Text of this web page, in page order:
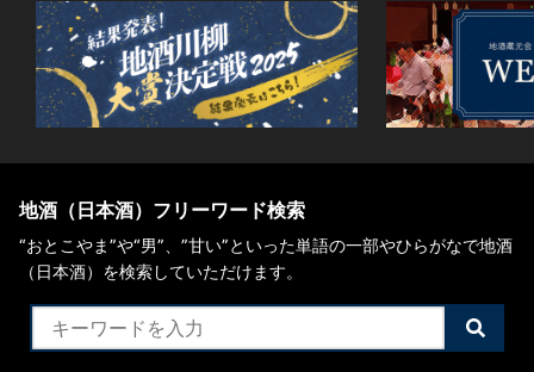
地酒（日本酒）フリーワード検索
“おとこやま”や“男”、”甘い”といった単語の一部やひらがなで地酒
（日本酒）を検索していただけます。
検
索